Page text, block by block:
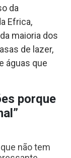
da
Efrica,
maioria dos
de lazer,
águas que
porque
não tem